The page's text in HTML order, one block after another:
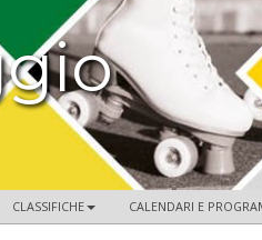
CLASSIFICHE CALENDARI E